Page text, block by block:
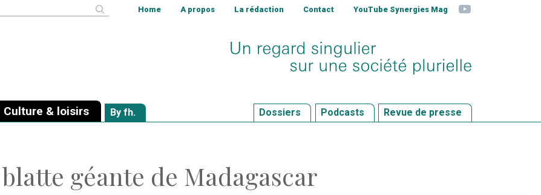
Home A propos La rédaction Contact YouTube Synergies Mag YouTube
Culture & loisirs By fh. Dossiers Podcasts Revue de presse
géante de Madagascar